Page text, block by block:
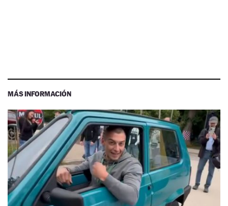
MÁS INFORMACIÓN